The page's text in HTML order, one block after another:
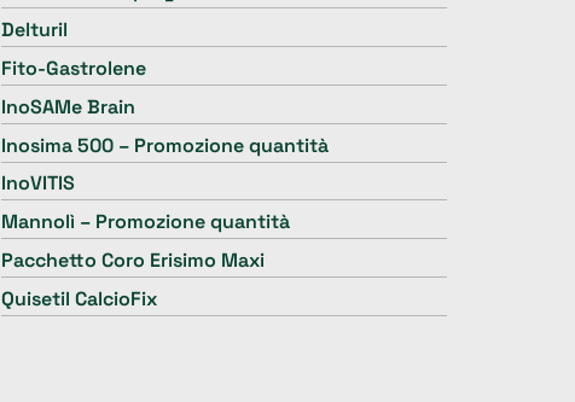
Delturil
Fito-Gastrolene
InoSAMe Brain
Inosima 500 – Promozione quantità
InoVITIS
Mannolì – Promozione quantità
Pacchetto Coro Erisimo Maxi
Quisetil CalcioFix